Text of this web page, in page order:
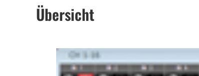
Übersicht